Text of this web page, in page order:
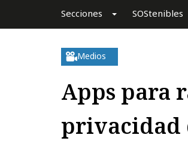
Secciones SOStenibles
Medios
Apps para
privacidad